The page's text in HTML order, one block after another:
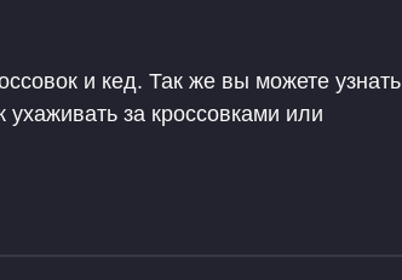
и кед. Так же вы можете узнать
за кроссовками или